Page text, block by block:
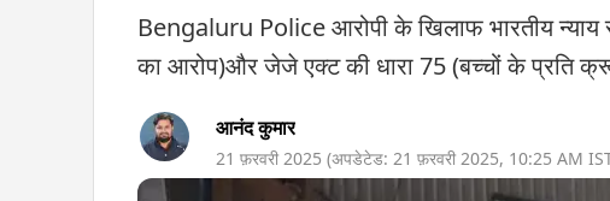
Bengaluru Police आरोपी के खिलाफ भारतीय न्याय
का आरोप)और जेजे एक्ट की धारा 75 (बच्चों के प्रति
आनंद कुमार
21 फ़रवरी 2025 (अपडेटेड: 21 फ़रवरी 2025, 10:25 AM